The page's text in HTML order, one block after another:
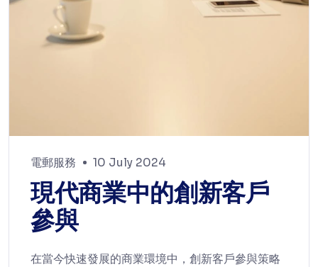
電郵服務 10 July 2024
現代商業中的創新客戶
參與
在當今快速發展的商業環境中，創新客戶參與策略